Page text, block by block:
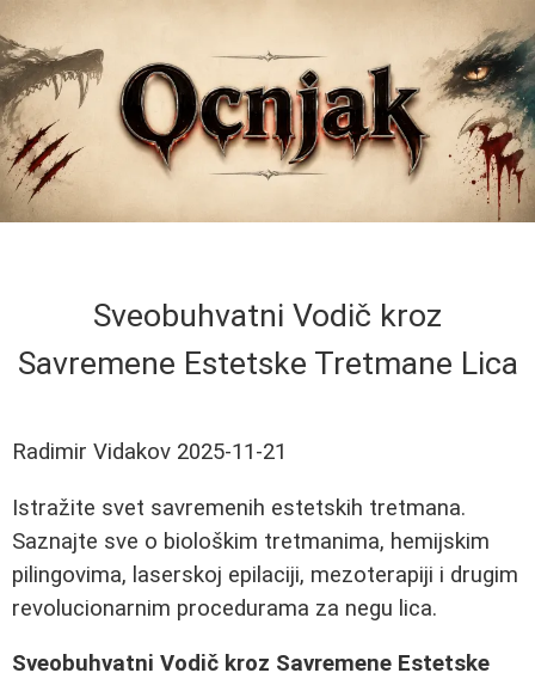
Sveobuhvatni Vodič kroz
Savremene Estetske Tretmane Lica
Radimir Vidakov 2025-11-21
Istražite svet savremenih estetskih tretmana.
Saznajte sve o biološkim tretmanima, hemijskim
pilingovima, laserskoj epilaciji, mezoterapiji i drugim
revolucionarnim procedurama za negu lica.
Sveobuhvatni Vodič kroz Savremene Estetske